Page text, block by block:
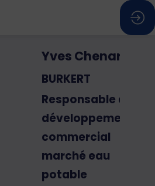
YvesChenard
BURKERT
Responsable du
développement
commercial
marché eau
potable